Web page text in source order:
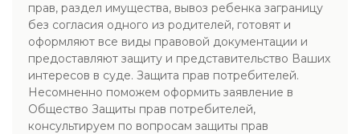
прав, раздел имущества, вывоз ребенка заграницу
без согласия одного из родителей, готовят и
оформляют все виды правовой документации и
предоставляют защиту и представительство Ваших
интересов в суде. Защита прав потребителей.
Несомненно поможем оформить заявление в
Общество Защиты прав потребителей,
консультируем по вопросам защиты прав